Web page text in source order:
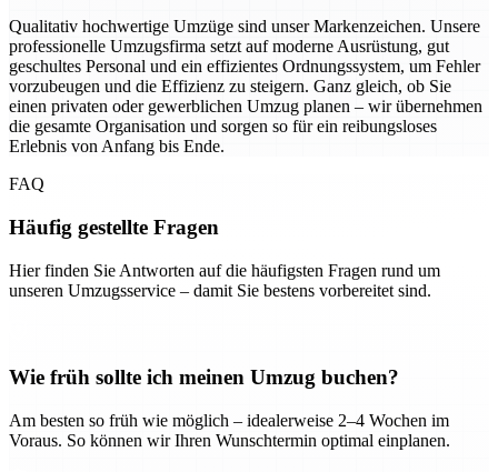
Qualitativ hochwertige Umzüge sind unser Markenzeichen. Unsere
professionelle Umzugsfirma setzt auf moderne Ausrüstung, gut
geschultes Personal und ein effizientes Ordnungssystem, um Fehler
vorzubeugen und die Effizienz zu steigern. Ganz gleich, ob Sie
einen privaten oder gewerblichen Umzug planen – wir übernehmen
die gesamte Organisation und sorgen so für ein reibungsloses
Erlebnis von Anfang bis Ende.
FAQ
Häufig gestellte Fragen
Hier finden Sie Antworten auf die häufigsten Fragen rund um
unseren Umzugsservice – damit Sie bestens vorbereitet sind.
Wie früh sollte ich meinen Umzug buchen?
Am besten so früh wie möglich – idealerweise 2–4 Wochen im
Voraus. So können wir Ihren Wunschtermin optimal einplanen.